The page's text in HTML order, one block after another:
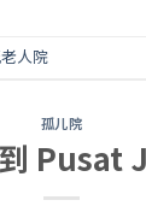
人院
孤儿院
Pusat